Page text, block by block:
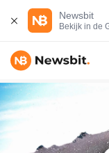
Newsbit
Bekijk in de